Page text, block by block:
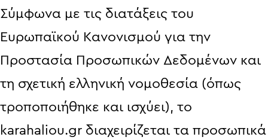
Σύμφωνα με τις διατάξεις του
Ευρωπαϊκού Κανονισμού για την
Προστασία Προσωπικών Δεδομένων και
τη σχετική ελληνική νομοθεσία (όπως
τροποποιήθηκε και ισχύει), το
karahaliou.gr διαχειρίζεται τα προσωπικά